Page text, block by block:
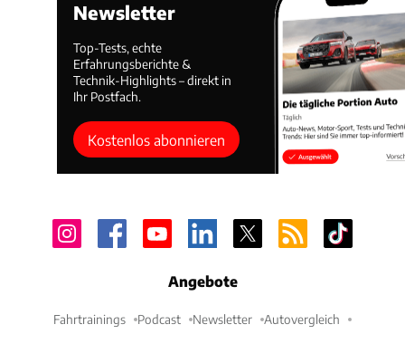
Newsletter
Top-Tests, echte
Erfahrungsberichte &
Technik-Highlights – direkt in
Ihr Postfach.
Kostenlos abonnieren
Angebote
Fahrtrainings Podcast Newsletter Autovergleich